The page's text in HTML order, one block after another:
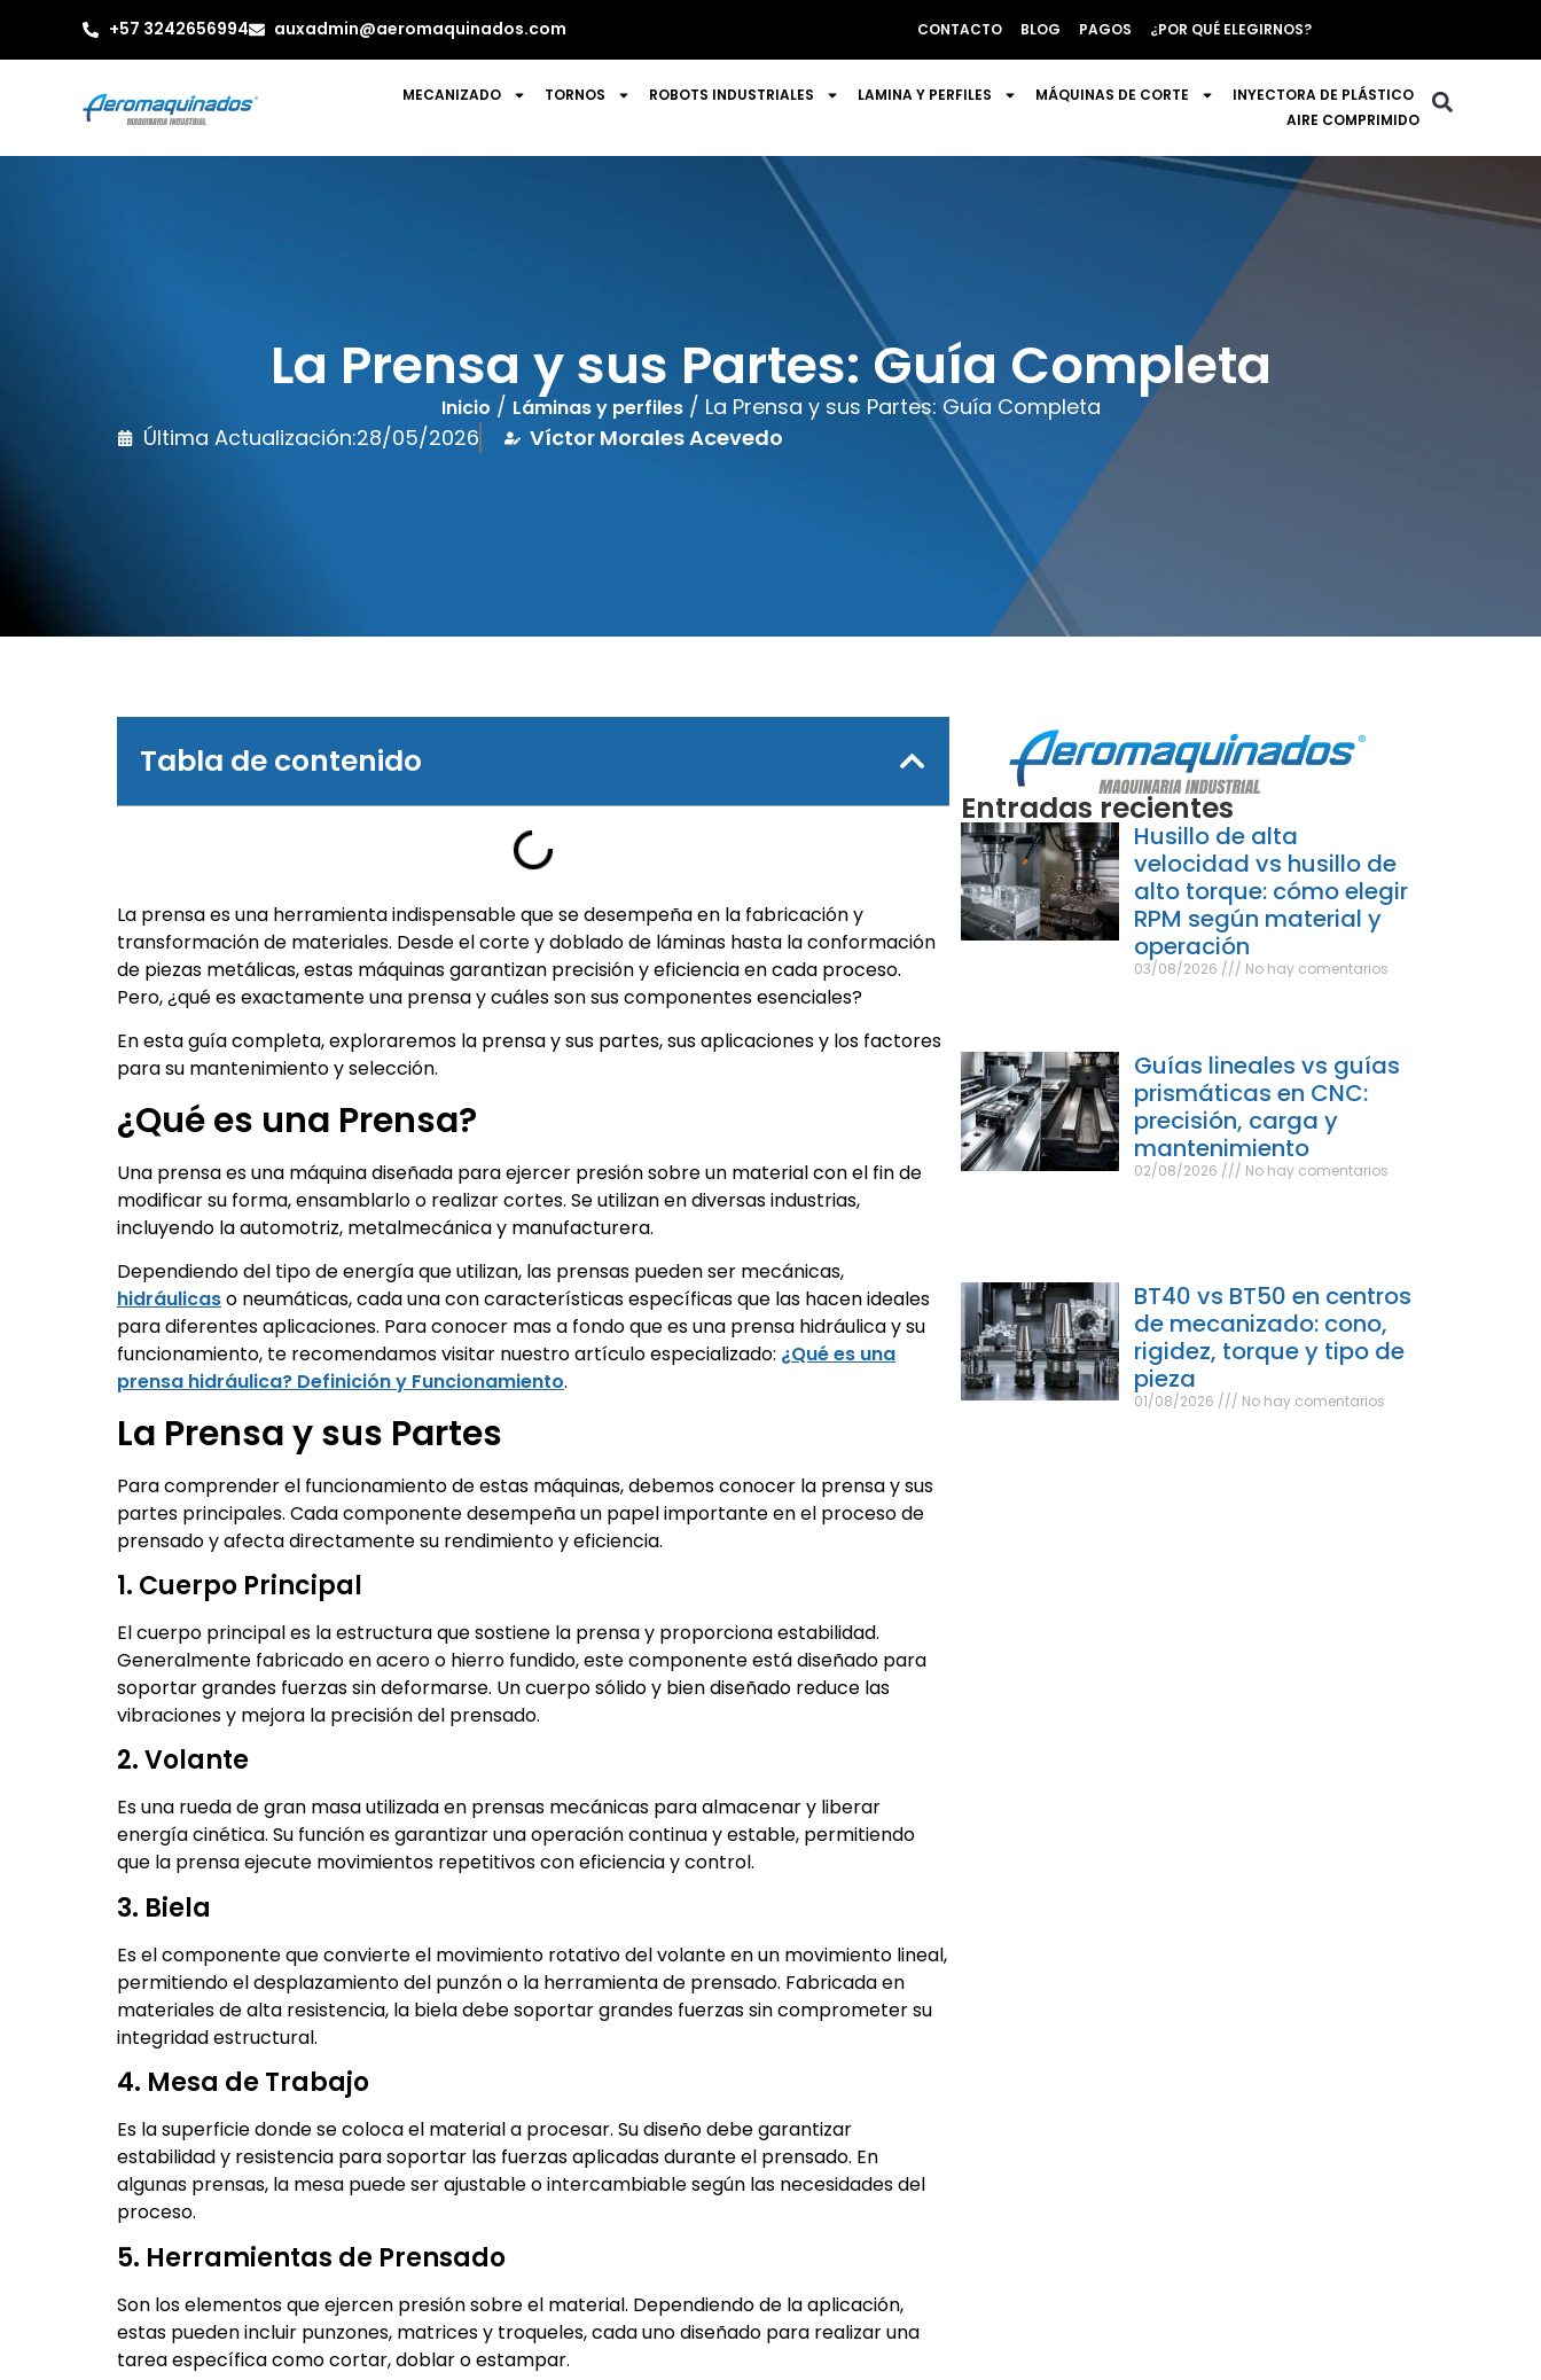
+57 3242656994 auxadmin@aeromaquinados.com CONTACTO BLOG PAGOS ¿POR QUÉ ELEGIRNOS?
MECANIZADO TORNOS ROBOTS INDUSTRIALES LAMINA Y PERFILES MÁQUINAS DE CORTE
INYECTORA DE PLÁSTICO
AIRE COMPRIMIDO
La Prensa y sus Partes: Guía Completa
Inicio / Láminas y perfiles/ La Prensa y sus Partes: Guía Completa
Última Actualización:28/05/2026 Víctor Morales Acevedo
Tabla de contenido
La prensa es una herramienta indispensable que se desempeña en la fabricación y
transformación de materiales. Desde el corte y doblado de láminas hasta la conformación
de piezas metálicas, estas máquinas garantizan precisión y eficiencia en cada proceso.
Pero, ¿qué es exactamente una prensa y cuáles son sus componentes esenciales?
En esta guía completa, exploraremos la prensa y sus partes, sus aplicaciones y los factores
para su mantenimiento y selección.
¿Qué es una Prensa?
Una prensa es una máquina diseñada para ejercer presión sobre un material con el fin de
modificar su forma, ensamblarlo o realizar cortes. Se utilizan en diversas industrias,
incluyendo la automotriz, metalmecánica y manufacturera.
Dependiendo del tipo de energía que utilizan, las prensas pueden ser mecánicas,
hidráulicaso neumáticas, cada una con características específicas que las hacen ideales
para diferentes aplicaciones. Para conocer mas a fondo que es una prensa hidráulica y su
funcionamiento, te recomendamos visitar nuestro artículo especializado: ¿Qué es una
prensa hidráulica? Definición y Funcionamiento.
La Prensa y sus Partes
Para comprender el funcionamiento de estas máquinas, debemos conocer la prensa y sus
partes principales. Cada componente desempeña un papel importante en el proceso de
prensado y afecta directamente su rendimiento y eficiencia.
1. Cuerpo Principal
El cuerpo principal es la estructura que sostiene la prensa y proporciona estabilidad.
Generalmente fabricado en acero o hierro fundido, este componente está diseñado para
soportar grandes fuerzas sin deformarse. Un cuerpo sólido y bien diseñado reduce las
vibraciones y mejora la precisión del prensado.
2. Volante
Es una rueda de gran masa utilizada en prensas mecánicas para almacenar y liberar
energía cinética. Su función es garantizar una operación continua y estable, permitiendo
que la prensa ejecute movimientos repetitivos con eficiencia y control.
3. Biela
Es el componente que convierte el movimiento rotativo del volante en un movimiento lineal,
permitiendo el desplazamiento del punzón o la herramienta de prensado. Fabricada en
materiales de alta resistencia, la biela debe soportar grandes fuerzas sin comprometer su
integridad estructural.
4. Mesa de Trabajo
Es la superficie donde se coloca el material a procesar. Su diseño debe garantizar
estabilidad y resistencia para soportar las fuerzas aplicadas durante el prensado. En
algunas prensas, la mesa puede ser ajustable o intercambiable según las necesidades del
proceso.
5. Herramientas de Prensado
Son los elementos que ejercen presión sobre el material. Dependiendo de la aplicación,
estas pueden incluir punzones, matrices y troqueles, cada uno diseñado para realizar una
tarea específica como cortar, doblar o estampar.
Entradas recientes
Husillo de alta
velocidad vs husillo de
alto torque: cómo elegir
RPM según material y
operación
03/08/2026 No hay comentarios
Guías lineales vs guías
prismáticas en CNC:
precisión, carga y
mantenimiento
02/08/2026 No hay comentarios
BT40 vs BT50 en centros
de mecanizado: cono,
rigidez, torque y tipo de
pieza
01/08/2026 No hay comentarios